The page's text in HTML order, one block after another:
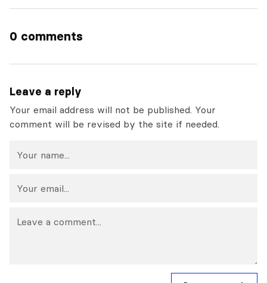
0 comments
Leave a reply
Your email address will not be published. Your
comment will be revised by the site if needed.